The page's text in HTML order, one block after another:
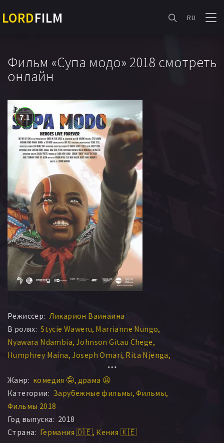
LORDFILM RU
Фильм «Супа модо» 2018 смотреть
онлайн
7.1
Режиссер: Ликарион Ваинаина
В ролях: Stycie Waweru Marrianne Nungo
Nyawara Ndambia Johnson Gitau Chege
Humphrey Maina Joseph Omari Rita Njenga
Nellex Nderitu
Жанр: комедия 🤪 драма 😫
Категории: Зарубежные фильмы Фильмы
Фильмы 2018
Год выпуска: 2018
Страна: Германия 🇩🇪 Кения 🇰🇪